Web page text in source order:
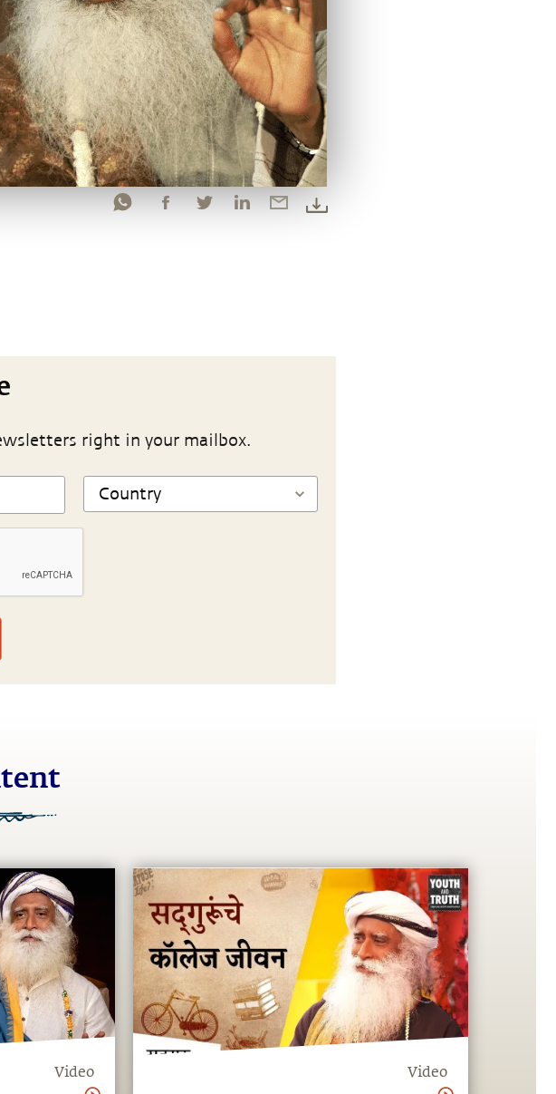
right in your mailbox.
Video Video